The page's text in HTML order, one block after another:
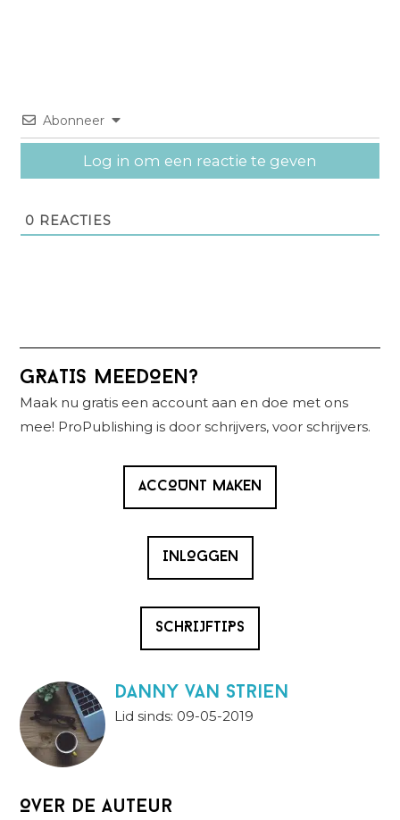
Abonneer
Log in om een reactie te geven
0 REACTIES
Primaire
Sidebar
GRATIS MEEDOEN?
Maak nu gratis een account aan en doe met ons
mee! ProPublishing is door schrijvers, voor schrijvers.
ACCOUNT MAKEN
INLOGGEN
SCHRIJFTIPS
danny van strien
Lid sinds: 09-05-2019
Over de auteur